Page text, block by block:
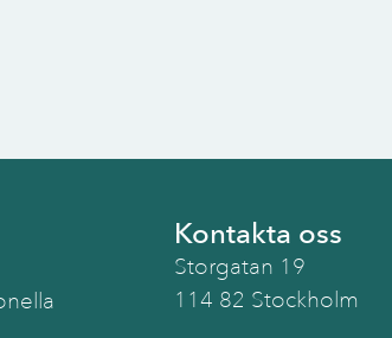
Kontakta oss
Storgatan 19
114 82 Stockholm